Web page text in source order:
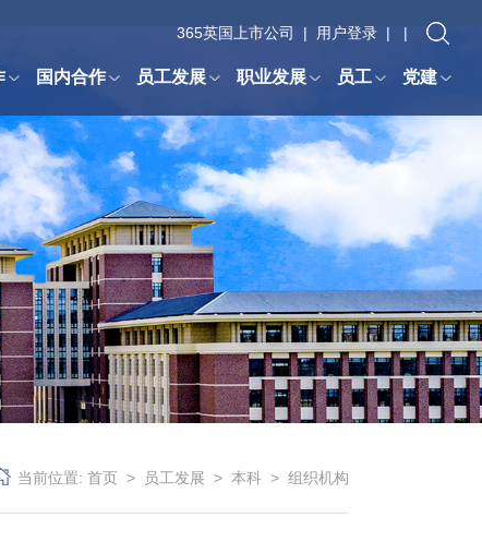
365英国上市公司 | 用户登录 | |
国内合作 员工发展 职业发展 员工 党建
当前位置: 首页 > 员工发展 > 本科 > 组织机构